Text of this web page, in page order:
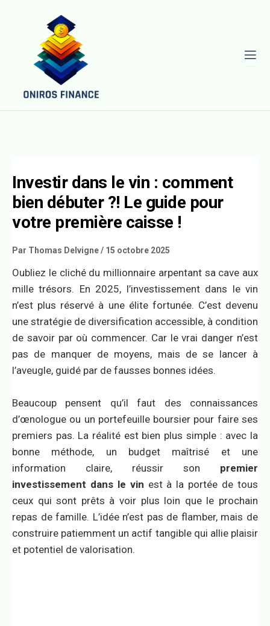
Investir dans le vin : comment
bien débuter ?! Le guide pour
votre première caisse !
Par Thomas Delvigne/ 15 octobre 2025
Oubliez le cliché du millionnaire arpentant sa cave aux
mille trésors. En 2025, l’investissement dans le vin
n’est plus réservé à une élite fortunée. C’est devenu
une stratégie de diversification accessible, à condition
de savoir par où commencer. Car le vrai danger n’est
pas de manquer de moyens, mais de se lancer à
l’aveugle, guidé par de fausses bonnes idées.
Beaucoup pensent qu’il faut des connaissances
d’œnologue ou un portefeuille boursier pour faire ses
premiers pas. La réalité est bien plus simple : avec la
bonne méthode, un budget maîtrisé et une
information claire, réussir son premier
investissement dans le vin est à la portée de tous
ceux qui sont prêts à voir plus loin que le prochain
repas de famille. L’idée n’est pas de flamber, mais de
construire patiemment un actif tangible qui allie plaisir
et potentiel de valorisation.